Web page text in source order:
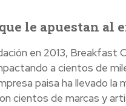
le apuestan
en 2013, Breakfast
a cientos de
paisa ha llevado la
cientos de marcas y